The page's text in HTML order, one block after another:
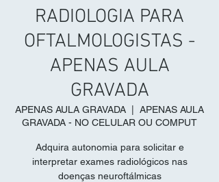
RADIOLOGIA PARA
OFTALMOLOGISTAS -
APENAS AULA
GRAVADA
APENAS AULA GRAVADA
APENAS AULA
GRAVADA - NO CELULAR OU COMPUT
Adquira autonomia para solicitar e
interpretar exames radiológicos nas
doenças neuroftálmicas